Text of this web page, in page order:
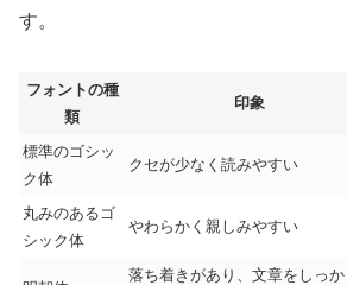
す。
フォントの種
類
印象
標準のゴシッ
ク体
クセが少なく読みやすい
丸みのあるゴ
シック体
やわらかく親しみやすい
落ち着きがあり、文章をしっか